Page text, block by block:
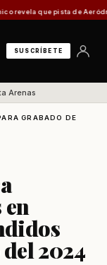
que pista de Aeródromo
SUSCRÍBETE
Arenas
GRABADO DE
del 2024